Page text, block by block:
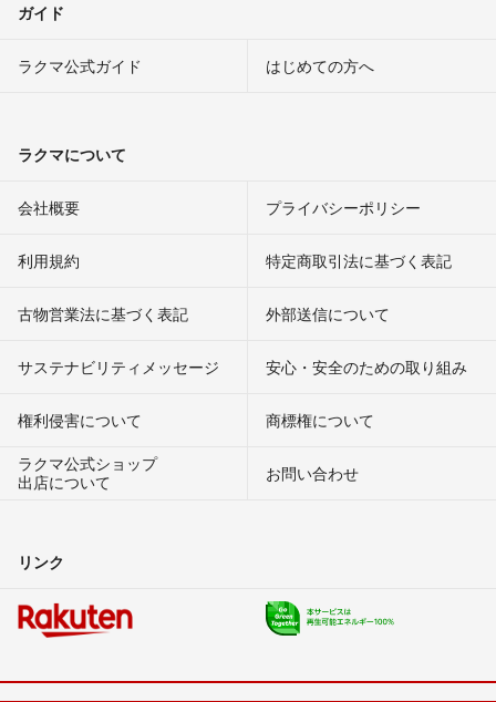
ガイド
ラクマ公式ガイド はじめての方へ
ラクマについて
会社概要 プライバシーポリシー
利用規約 特定商取引法に基づく表記
古物営業法に基づく表記 外部送信について
サステナビリティメッセージ 安心・安全のための取り組み
権利侵害について
商標権について
ラクマ公式ショップ
出店について
お問い合わせ
リンク